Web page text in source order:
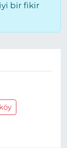
bir fikir